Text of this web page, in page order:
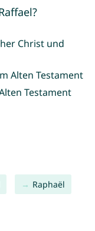
Christ und
Alten Testament
Testament
Raphaël